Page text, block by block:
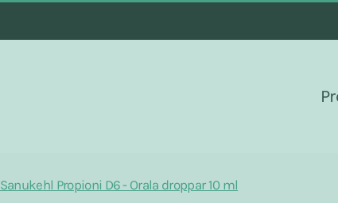
Sanukehl Propioni D6 - Orala droppar 10 ml